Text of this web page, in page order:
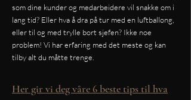
som dine kunder og medarbeidere vil snakke om i
lang tid? Eller hva å dra på tur med en luftballong,
eller til og med trylle bort sjefen? Ikke noe
problem! Vi har erfaring med det meste og kan
tilby alt du måtte trenge.
Her gir vi deg våre 6 beste tips til hva